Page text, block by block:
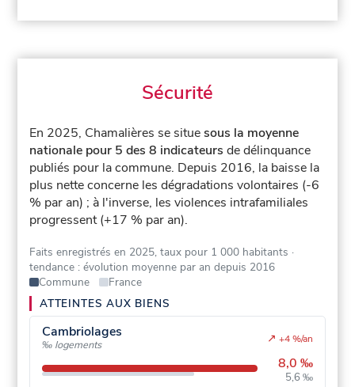
Sécurité
En 2025, Chamalières se situesous la moyenne
nationale pour 5 des 8 indicateurs de délinquance
publiés pour la commune. Depuis 2016, la baisse la
plus nette concerne les dégradations volontaires (-6
% par an) ; à l'inverse, les violences intrafamiliales
progressent (+17 % par an).
Faits enregistrés en 2025, taux pour 1 000 habitants ·
tendance : évolution moyenne par an depuis 2016
Commune
France
ATTEINTES AUX BIENS
Cambriolages
‰ logements
8,0 ‰
5,6 ‰
↗ +4 %/an